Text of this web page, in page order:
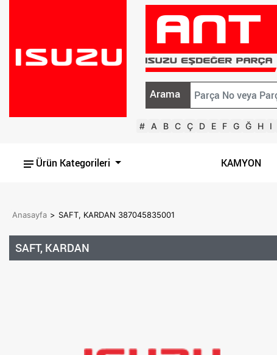
Arama
# A B C Ç D E F G Ğ H I
Ürün Kategorileri KAMYON
Anasayfa > SAFT, KARDAN 387045835001
SAFT, KARDAN